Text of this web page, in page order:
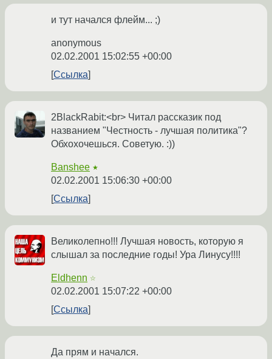
и тут начался флейм... ;)
anonymous
02.02.2001 15:02:55 +00:00
Ссылка
2BlackRabit:<br> Читал рассказик под
названием "Честность - лучшая политика"?
Обхохочешься. Советую. :))
Banshee ★
02.02.2001 15:06:30 +00:00
Ссылка
Великолепно!!! Лучшая новость, которую я
слышал за последние годы! Ура Линусу!!!!
Eldhenn ☆
02.02.2001 15:07:22 +00:00
Ссылка
Да прям и начался.